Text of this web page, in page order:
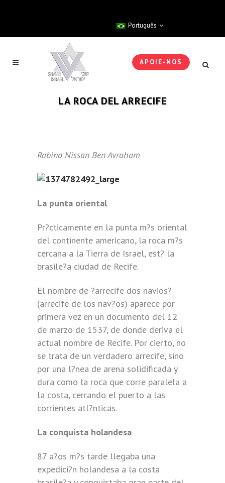
Português
APOIE-NOS
LA ROCA DEL ARRECIFE
Rabino Nissan Ben Avraham
La punta oriental
Pr?cticamente en la punta m?s oriental
del continente americano, la roca m?s
cercana a la Tierra de Israel, est? la
brasile?a ciudad de Recife.
El nombre de ?arrecife dos navios?
(arrecife de los nav?os) aparece por
primera vez en un documento del 12
de marzo de 1537, de donde deriva el
actual nombre de Recife. Por cierto, no
se trata de un verdadero arrecife, sino
por una l?nea de arena solidificada y
dura como la roca que corre paralela a
la costa, cerrando el puerto a las
corrientes atl?nticas.
La conquista holandesa
87 a?os m?s tarde llegaba una
expedici?n holandesa a la costa